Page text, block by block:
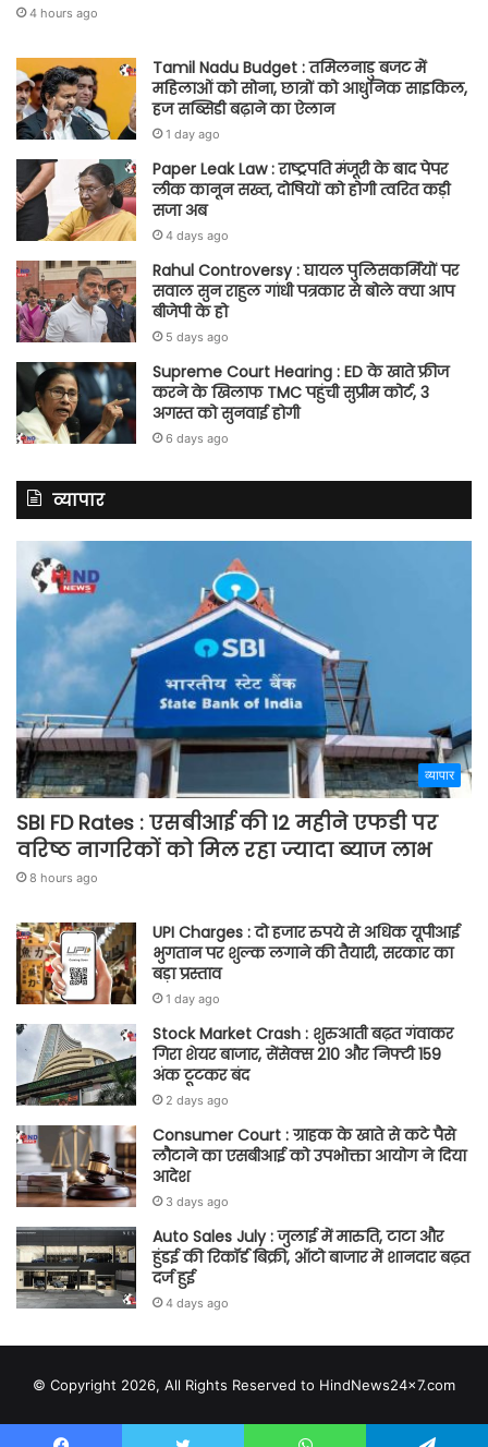
4 hours ago
Tamil Nadu Budget : तमिलनाडु बजट में
महिलाओं को सोना, छात्रों को आधुनिक साइकिल,
हज सब्सिडी बढ़ाने का ऐलान
1 day ago
Paper Leak Law : राष्ट्रपति मंजूरी के बाद पेपर
लीक कानून सख्त, दोषियों को होगी त्वरित कड़ी
सजा अब
4 days ago
Rahul Controversy : घायल पुलिसकर्मियों पर
सवाल सुन राहुल गांधी पत्रकार से बोले क्या आप
बीजेपी के हो
5 days ago
Supreme Court Hearing : ED के खाते फ्रीज
करने के खिलाफ TMC पहुंची सुप्रीम कोर्ट, 3
अगस्त को सुनवाई होगी
6 days ago
व्यापार
व्यापार
SBI FD Rates : एसबीआई की 12 महीने एफडी पर
वरिष्ठ नागरिकों को मिल रहा ज्यादा ब्याज लाभ
8 hours ago
UPI Charges : दो हजार रुपये से अधिक यूपीआई
भुगतान पर शुल्क लगाने की तैयारी, सरकार का
बड़ा प्रस्ताव
1 day ago
Stock Market Crash : शुरुआती बढ़त गंवाकर
गिरा शेयर बाजार, सेंसेक्स 210 और निफ्टी 159
अंक टूटकर बंद
2 days ago
Consumer Court : ग्राहक के खाते से कटे पैसे
लौटाने का एसबीआई को उपभोक्ता आयोग ने दिया
आदेश
3 days ago
Auto Sales July : जुलाई में मारुति, टाटा और
हुंडई की रिकॉर्ड बिक्री, ऑटो बाजार में शानदार बढ़त
दर्ज हुई
4 days ago
© Copyright 2026, All Rights Reserved to HindNews24x7.com